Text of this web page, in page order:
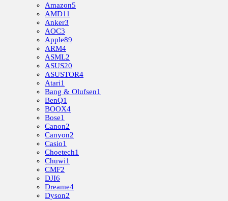
Amazon5
AMD11
Anker3
AOC3
Apple89
ARM4
ASML2
ASUS20
ASUSTOR4
Atari1
Bang & Olufsen1
BenQ1
BOOX4
Bose1
Canon2
Canyon2
Casio1
Choetech1
Chuwi1
CMF2
DJI6
Dreame4
Dyson2